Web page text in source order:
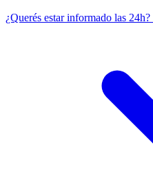
¿Querés estar informado las 24h?